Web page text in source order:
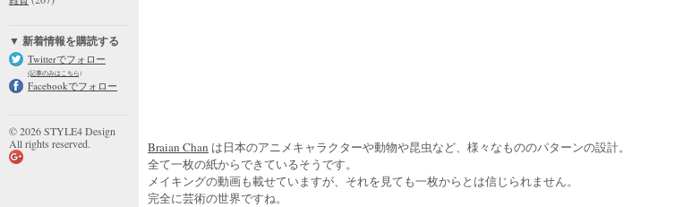
▼ 新着情報を購読する
Twitterでフォロー
(記事のみはこちら)
Facebookでフォロー
© 2026 STYLE4 Design
All rights reserved.
Braian Chan は日本のアニメキャラクターや動物や昆虫など、様々なもののパターンの設計。
全て一枚の紙からできているそうです。
メイキングの動画も載せていますが、それを見ても一枚からとは信じられません。
完全に芸術の世界ですね。